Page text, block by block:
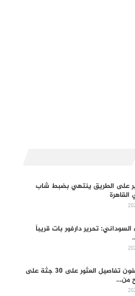
على الطريق ينتهي بضبط شاب
السوداني: تحرير دارفور بات قريباً
شهود يكشفون تفاصيل العثور على 30 جثة على
من…